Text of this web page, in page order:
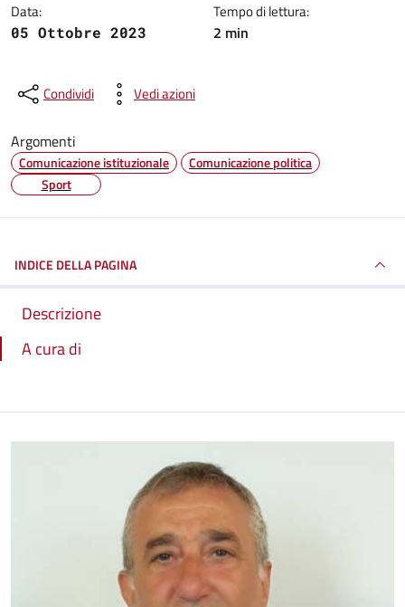
Data:
05 Ottobre 2023
Tempo di lettura:
2 min
Condividi Vedi azioni
Argomenti
Comunicazione istituzionale
Comunicazione politica
Sport
INDICE DELLA PAGINA
Descrizione
A cura di